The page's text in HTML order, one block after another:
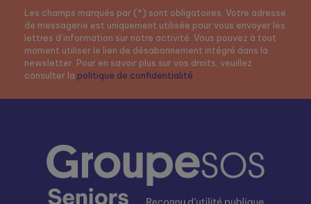
Les champs marqués par (*) sont obligatoires. Votre adresse
de messagerie est uniquement utilisée pour vous envoyer les
lettres d’information sur notre activité. Vous pouvez à tout
moment utiliser le lien de désabonnement intégré dans la
newsletter. Pour en savoir plus sur vos droits, veuillez
consulter la politique de confidentialité